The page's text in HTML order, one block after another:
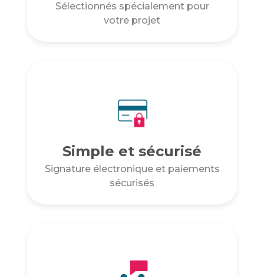
Sélectionnés spécialement pour
votre projet
Simple et sécurisé
Signature électronique et paiements
sécurisés